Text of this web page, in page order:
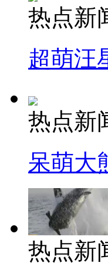
热点新
超萌汪
热点新
呆萌大
热点新